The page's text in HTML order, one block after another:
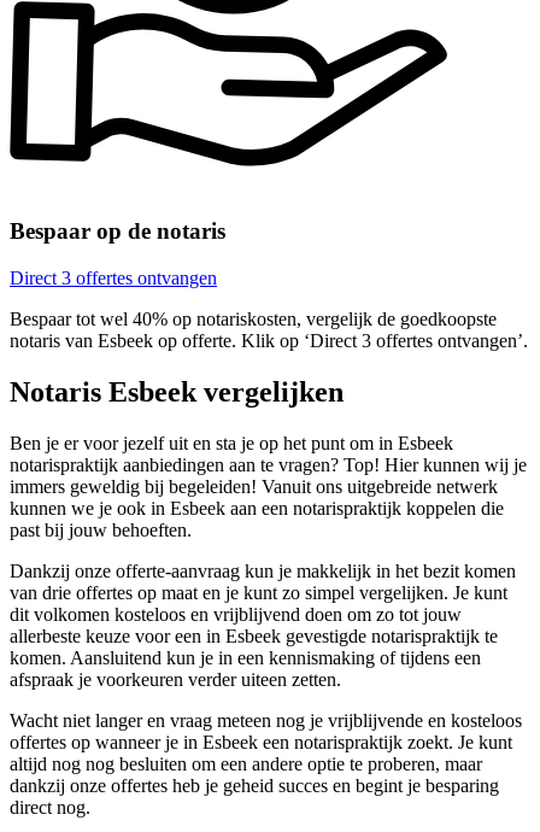
Bespaar op de notaris
Direct 3 offertes ontvangen
Bespaar tot wel 40% op notariskosten, vergelijk de goedkoopste
notaris van Esbeek op offerte. Klik op ‘Direct 3 offertes ontvangen’.
Notaris Esbeek vergelijken
Ben je er voor jezelf uit en sta je op het punt om in Esbeek
notarispraktijk aanbiedingen aan te vragen? Top! Hier kunnen wij je
immers geweldig bij begeleiden! Vanuit ons uitgebreide netwerk
kunnen we je ook in Esbeek aan een notarispraktijk koppelen die
past bij jouw behoeften.
Dankzij onze offerte-aanvraag kun je makkelijk in het bezit komen
van drie offertes op maat en je kunt zo simpel vergelijken. Je kunt
dit volkomen kosteloos en vrijblijvend doen om zo tot jouw
allerbeste keuze voor een in Esbeek gevestigde notarispraktijk te
komen. Aansluitend kun je in een kennismaking of tijdens een
afspraak je voorkeuren verder uiteen zetten.
Wacht niet langer en vraag meteen nog je vrijblijvende en kosteloos
offertes op wanneer je in Esbeek een notarispraktijk zoekt. Je kunt
altijd nog nog besluiten om een andere optie te proberen, maar
dankzij onze offertes heb je geheid succes en begint je besparing
direct nog.